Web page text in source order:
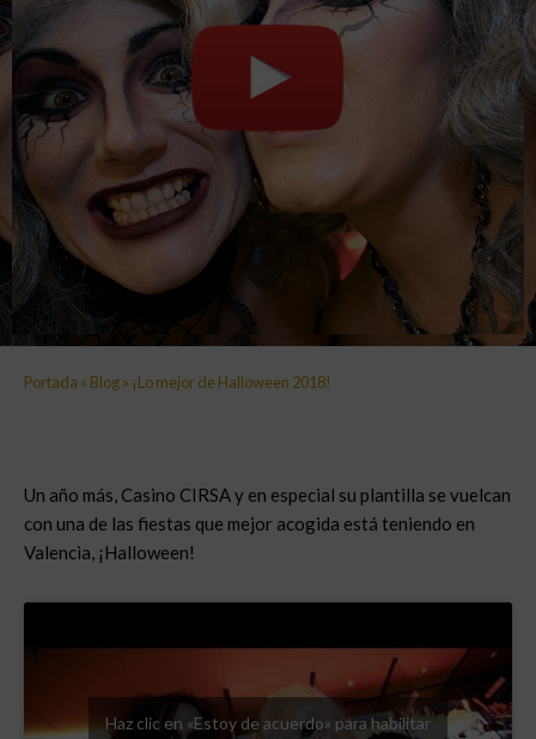
Portada » Blog» ¡Lo mejor de Halloween 2018!
Un año más, Casino CIRSA y en especial su plantilla se vuelcan
con una de las fiestas que mejor acogida está teniendo en
Valencia, ¡Halloween!
Haz clic en «Estoy de acuerdo» para habilitar